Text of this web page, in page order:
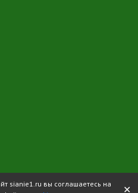
✕
sianie1.ru вы соглашаетесь на